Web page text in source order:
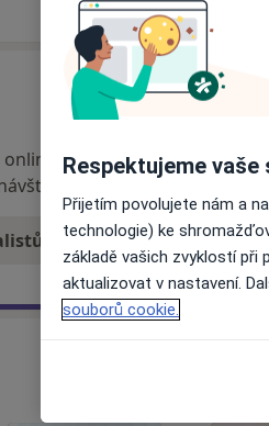
konzultaci pro zahájení
v ordinaci.
Jak to funguje?
Respektujeme vaše
Přijetím povolujete nám a
technologie) ke
základě vašich zvyklostí při
aktualizovat v nastavení.
souborů cookie.